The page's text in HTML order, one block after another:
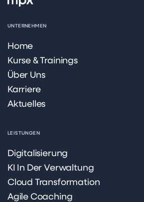
UNTERNEHMEN
Home
Kurse & Trainings
Über Uns
Karriere
Aktuelles
LEISTUNGEN
Digitalisierung
KI In Der Verwaltung
Cloud Transformation
Agile Coaching